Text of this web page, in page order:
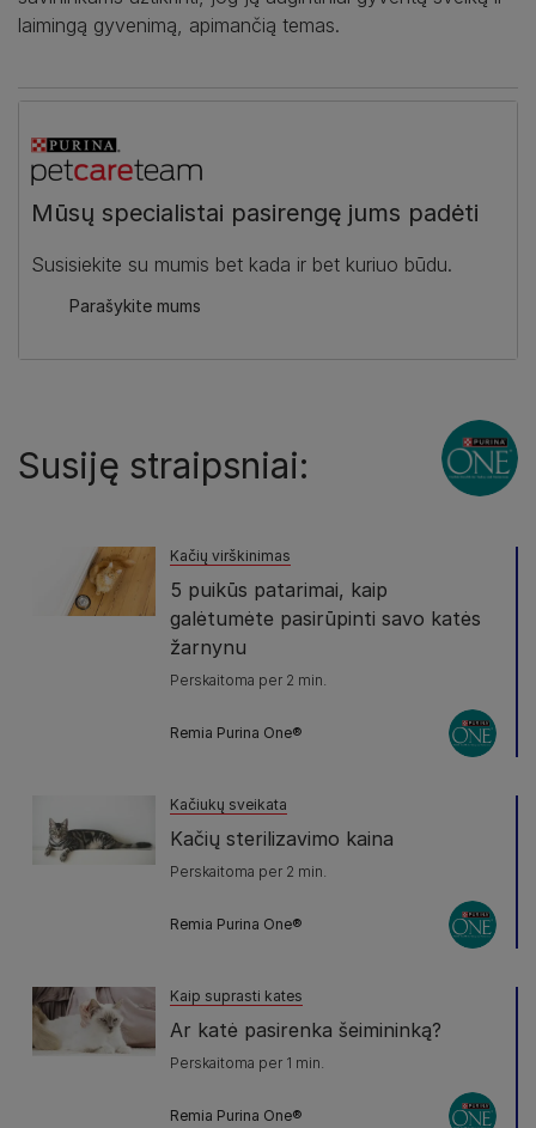
laimingą gyvenimą, apimančią temas.
Mūsų specialistai pasirengę jums padėti
Susisiekite su mumis bet kada ir bet kuriuo būdu.
Parašykite mums
Susiję straipsniai:
Kačių virškinimas
5 puikūs patarimai, kaip
galėtumėte pasirūpinti savo katės
žarnynu
Perskaitoma per 2 min.
Remia Purina One®
Kačiukų sveikata
Kačių sterilizavimo kaina
Perskaitoma per 2 min.
Remia Purina One®
Kaip suprasti kates
Ar katė pasirenka šeimininką?
Perskaitoma per 1 min.
Remia Purina One®